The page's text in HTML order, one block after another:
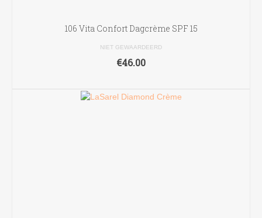
106 Vita Confort Dagcrème SPF 15
NIET GEWAARDEERD
€46.00